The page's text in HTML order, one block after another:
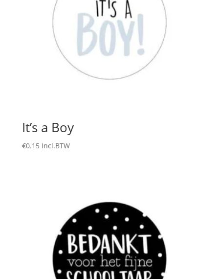
It’s a Boy
€0.15 Incl.BTW